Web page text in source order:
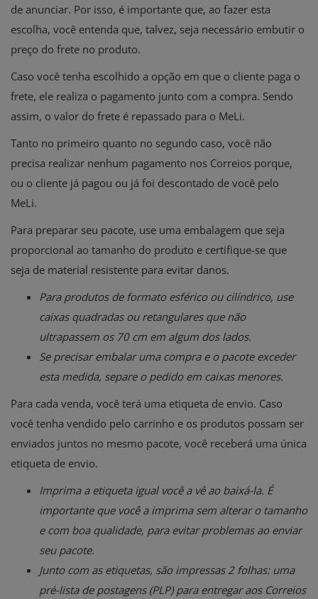
de anunciar. Por isso, é importante que, ao fazer esta
escolha, você entenda que, talvez, seja necessário embutir o
preço do frete no produto.
Caso você tenha escolhido a opção em que o cliente paga o
frete, ele realiza o pagamento junto com a compra. Sendo
assim, o valor do frete é repassado para o MeLi.
Tanto no primeiro quanto no segundo caso, você não
precisa realizar nenhum pagamento nos Correios porque,
ou o cliente já pagou ou já foi descontado de você pelo
MeLi.
Para preparar seu pacote, use uma embalagem que seja
proporcional ao tamanho do produto e certifique-se que
seja de material resistente para evitar danos.
Para produtos de formato esférico ou cilíndrico, use
caixas quadradas ou retangulares que não
ultrapassem os 70 cm em algum dos lados.
Se precisar embalar uma compra e o pacote exceder
esta medida, separe o pedido em caixas menores.
Para cada venda, você terá uma etiqueta de envio. Caso
você tenha vendido pelo carrinho e os produtos possam ser
enviados juntos no mesmo pacote, você receberá uma única
etiqueta de envio.
Imprima a etiqueta igual você a vê ao baixá-la. É
importante que você a imprima sem alterar o tamanho
e com boa qualidade, para evitar problemas ao enviar
seu pacote.
Junto com as etiquetas, são impressas 2 folhas: uma
pré-lista de postagens (PLP) para entregar aos Correios